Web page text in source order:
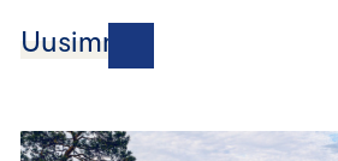
Uusimmat